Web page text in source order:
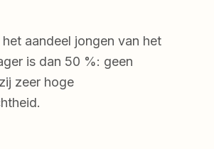
aandeel jongen van het
is dan 50 %: geen
zeer hoge